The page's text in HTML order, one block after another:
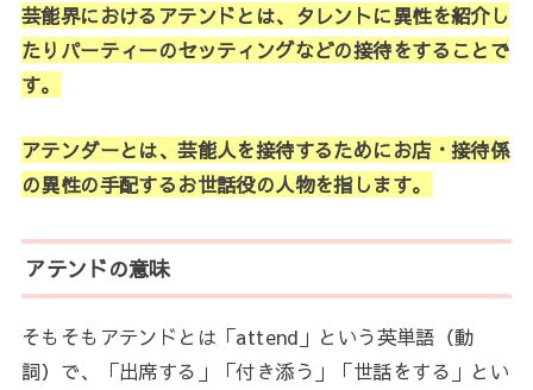
芸能界におけるアテンドとは、タレントに異性を紹介し
たりパーティーのセッティングなどの接待をすることで
す。
アテンダーとは、芸能人を接待するためにお店・接待係
の異性の手配するお世話役の人物を指します。
アテンドの意味
そもそもアテンドとは「attend」という英単語（動
詞）で、「出席する」「付き添う」「世話をする」とい